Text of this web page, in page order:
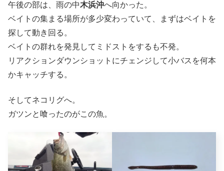
午後の部は、雨の中木浜沖へ向かった。
ベイトの集まる場所が多少変わっていて、まずはベイトを
探して動き回る。
ベイトの群れを発見してミドストをするも不発。
リアクションダウンショットにチェンジして小バスを何本
かキャッチする。
そしてネコリグへ。
ガツンと喰ったのがこの魚。